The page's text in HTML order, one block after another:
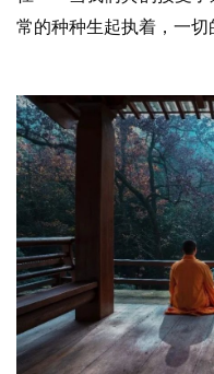
人
物
寺
院
巡
礼
视
频
纪
录
登录
常的种种生起执着，一切